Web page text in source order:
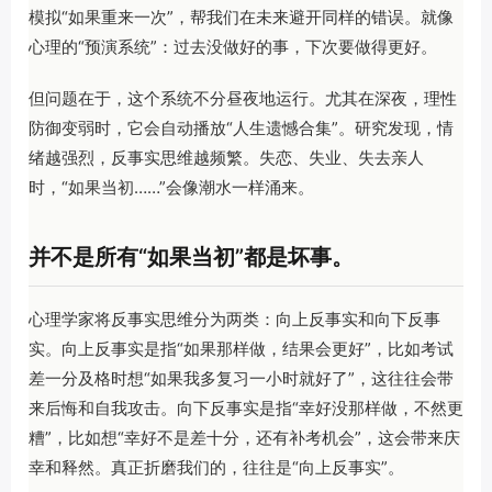
模拟“如果重来一次”，帮我们在未来避开同样的错误。就像
心理的“预演系统”：过去没做好的事，下次要做得更好。
但问题在于，这个系统不分昼夜地运行。尤其在深夜，理性
防御变弱时，它会自动播放“人生遗憾合集”。研究发现，情
绪越强烈，反事实思维越频繁。失恋、失业、失去亲人
时，“如果当初……”会像潮水一样涌来。
并不是所有“如果当初”都是坏事。
心理学家将反事实思维分为两类：向上反事实和向下反事
实。向上反事实是指“如果那样做，结果会更好”，比如考试
差一分及格时想“如果我多复习一小时就好了”，这往往会带
来后悔和自我攻击。向下反事实是指“幸好没那样做，不然更
糟”，比如想“幸好不是差十分，还有补考机会”，这会带来庆
幸和释然。真正折磨我们的，往往是“向上反事实”。